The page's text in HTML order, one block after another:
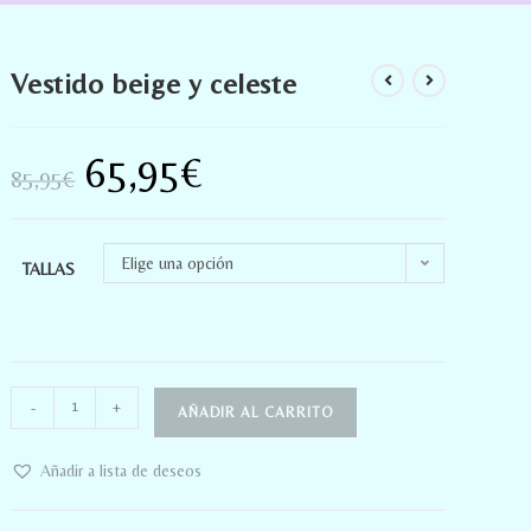
Vestido beige y celeste
85,95€ 65,95€
TALLAS Elige una opción
- + AÑADIR AL CARRITO
Añadir a lista de deseos